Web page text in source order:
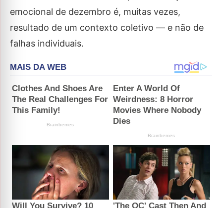
emocional de dezembro é, muitas vezes,
resultado de um contexto coletivo — e não de
falhas individuais.